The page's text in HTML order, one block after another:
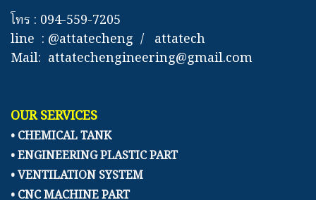
โทร : 094-559-7205
line : @attatecheng / attatech
Mail: attatechengineering@gmail.com
OUR SERVICES
• CHEMICAL TANK
• ENGINEERING PLASTIC PART
• VENTILATION SYSTEM
• CNC MACHINE PART